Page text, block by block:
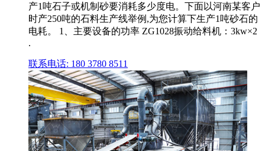
产1吨石子或机制砂要消耗多少度电。下面以河南某客户
时产250吨的石料生产线举例,为您计算下生产1吨砂石的
电耗。 1、主要设备的功率 ZG1028振动给料机：3kw×2
.
联系电话: 180 3780 8511